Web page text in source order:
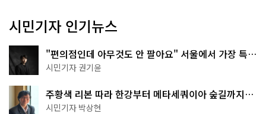
시민기자 인기뉴스
"편의점인데 아무것도 안 팔아요" 서울에서 가장 특별
한 편의점의 정체
시민기자 권기윤
주황색 리본 따라 한강부터 메타세쿼이아 숲길까지…
서울둘레길 15코스
시민기자 박상현